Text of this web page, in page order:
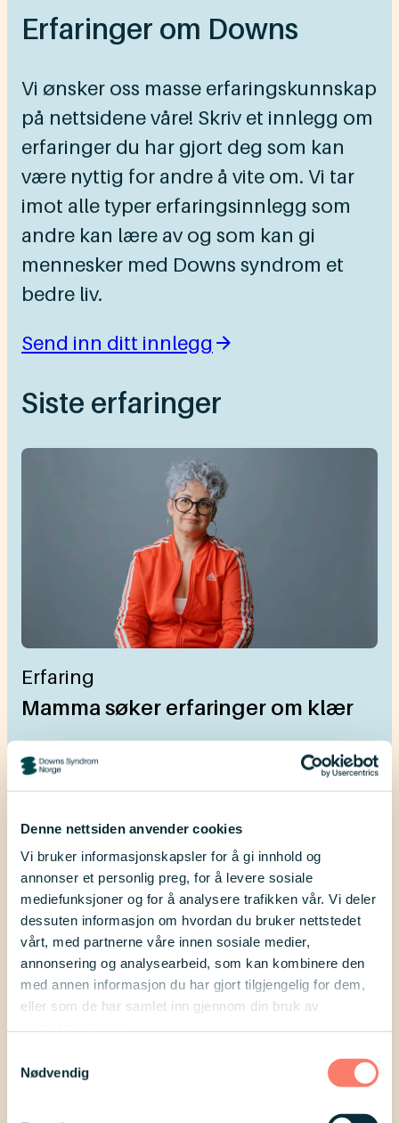
Denne nettsiden anvender cookies
Vi bruker informasjonskapsler for å gi innhold og
annonser et personlig preg, for å levere sosiale
mediefunksjoner og for å analysere trafikken vår. Vi deler
dessuten informasjon om hvordan du bruker nettstedet
vårt, med partnerne våre innen sosiale medier,
annonsering og analysearbeid, som kan kombinere den
med annen informasjon du har gjort tilgjengelig for dem,
eller som de har samlet inn gjennom din bruk av
Nødvendig
Erfaringer om Downs
Vi ønsker oss masse erfaringskunnskap
på nettsidene våre! Skriv et innlegg om
erfaringer du har gjort deg som kan
være nyttig for andre å vite om. Vi tar
imot alle typer erfaringsinnlegg som
andre kan lære av og som kan gi
mennesker med Downs syndrom et
bedre liv.
Send inn ditt innlegg
Siste erfaringer
Erfaring
Mamma søker erfaringer om klær
Agrita Ozola er mamma til en ung
dame med Downs syndrom. Hun har
finne klær som faktisk passer datteren.
Dette ønsker hun å gjøre noe med! Les
Agrias innlegg og hjelp henne videre
ved å svare på en undersøkelse.